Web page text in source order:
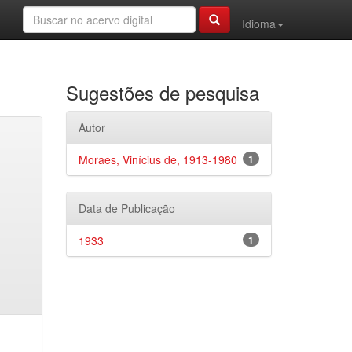
Idioma
Sugestões de pesquisa
Autor
1
Moraes, Vinícius de, 1913-1980
Data de Publicação
1
1933